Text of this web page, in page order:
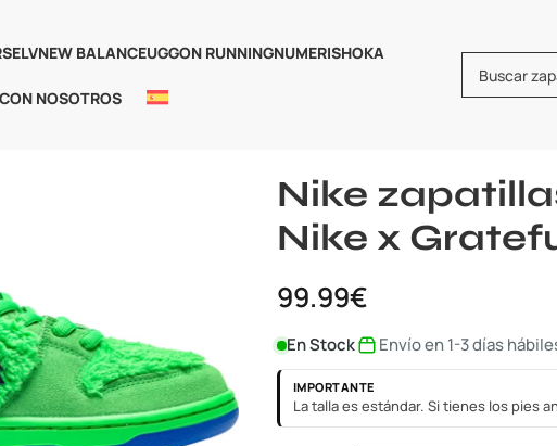
LVNEW BALANCEUGGON RUNNINGNUMERISHOKA
NOSOTROS
Nike
Nike x
99.99€
En Stock Envío en 1-3 días
IMPORTANTE
La talla es estándar. Si tienes los pies